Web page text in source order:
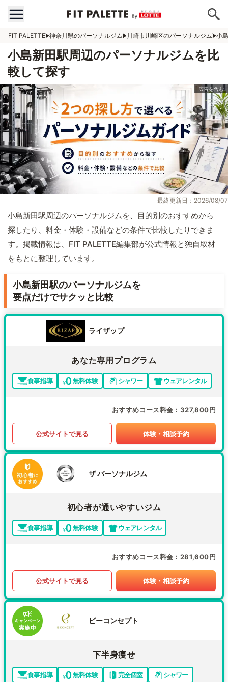
FIT PALETTE 神奈川県のパーソナルジム 川崎市川崎区のパーソナルジム 小
小島新田駅周辺のパーソナルジムを比
較して探す
最終更新日：2026/08/07
小島新田駅周辺のパーソナルジムを、目的別のおすすめから
探したり、料金・体験・設備などの条件で比較したりできま
す。掲載情報は、FIT PALETTE編集部が公式情報と独自取材
をもとに整理しています。
小島新田駅のパーソナルジムを
要点だけでサクッと比較
ライザップ
あなた専用プログラム
食事指導 無料体験 シャワー ウェアレンタル
おすすめコース料金 327,800円
公式サイトで見る 体験・相談予約
ザ パーソナルジム
初心者が通いやすいジム
食事指導 無料体験 ウェアレンタル
おすすめコース料金 281,600円
公式サイトで見る 体験・相談予約
ビーコンセプト
下半身痩せ
食事指導 無料体験 完全個室
シャワー